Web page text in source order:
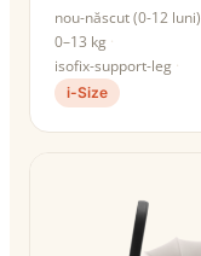
nou-născut (0-12 luni)
0–13 kg
isofix-support-leg
i-Size